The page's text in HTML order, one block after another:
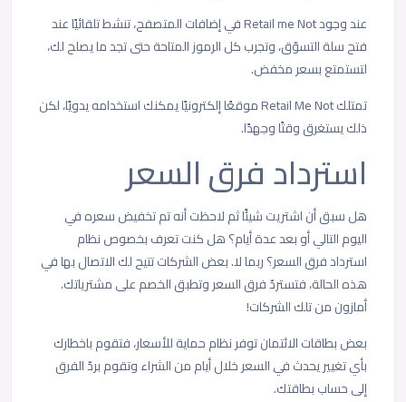
عند وجود Retail me Not في إضافات المتصفح، تنشط تلقائيًا عند
فتح سلة التسوّق، وتجرب كل الرموز المتاحة حتى تجد ما يصلح لك،
لتستمتع بسعر مخفض.
تمتلك Retail Me Not موقعًا إلكترونيًا يمكنك استخدامه يدويًا، لكن
ذلك يستغرق وقتًا وجهدًا.
استرداد فرق السعر
هل سبق أن اشتريت شيئًا ثم لاحظت أنه تم تخفيض سعره في
اليوم التالي أو بعد عدة أيام؟ هل كنت تعرف بخصوص نظام
استرداد فرق السعر؟ ربما لا. بعض الشركات تتيح لك الاتصال بها في
هذه الحالة، فتستردّ فرق السعر وتطبق الخصم على مشترياتك.
أمازون من تلك الشركات!
بعض بطاقات الائتمان توفر نظام حماية للأسعار، فتقوم باخطارك
بأي تغيير يحدث في السعر خلال أيام من الشراء وتقوم بردّ الفرق
إلى حساب بطاقتك.